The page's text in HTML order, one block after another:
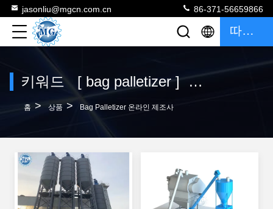
jasonliu@mgcn.com.cn 86-371-56659866
따옴표
키워드 [ bag palletizer ] 일치 120 상품
홈 > 상품 > Bag Palletizer 온라인 제조사